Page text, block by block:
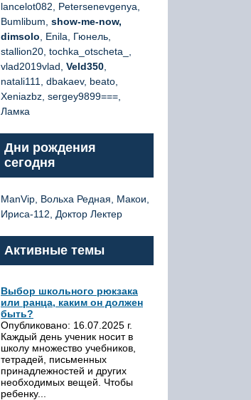
lancelot082, Petersenevgenya,
Bumlibum, show-me-now,
dimsolo , Enila, Гюнель,
stallion20, tochka_otscheta_,
vlad2019vlad, Veld350
natali111, dbakaev, beato,
Xeniazbz, sergey9899===,
Ламка
Дни рождения
сегодня
ManVip, Вольха Редная, Макои,
Ириса-112, Доктор Лектер
Активные темы
Выбор школьного рюкзака
или ранца, каким он должен
быть?
Опубликовано: 16.07.2025 г.
Каждый день ученик носит в
школу множество учебников,
тетрадей, письменных
принадлежностей и других
необходимых вещей. Чтобы
ребенку...